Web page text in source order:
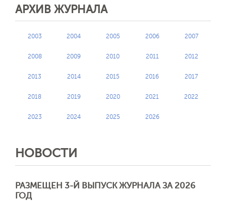
АРХИВ ЖУРНАЛА
2003 2004 2005 2006 2007
2008 2009 2010 2011 2012
2013 2014 2015 2016 2017
2018 2019 2020 2021 2022
2023 2024 2025 2026
НОВОСТИ
РАЗМЕЩЕН 3-Й ВЫПУСК ЖУРНАЛА ЗА 2026
ГОД